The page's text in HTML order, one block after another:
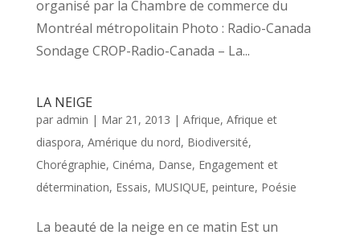
organisé par la Chambre de commerce du
Montréal métropolitain Photo : Radio-Canada
Sondage CROP-Radio-Canada – La...
LA NEIGE
par admin | Mar 21, 2013 | Afrique, Afrique et
diaspora, Amérique du nord, Biodiversité,
Chorégraphie, Cinéma, Danse, Engagement et
détermination, Essais, MUSIQUE, peinture, Poésie
La beauté de la neige en ce matin Est un